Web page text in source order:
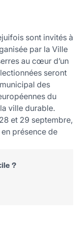
sont invités à
par la Ville
au cœur d’un
seront
des
du
ville durable.
et 29 septembre,
présence de
?